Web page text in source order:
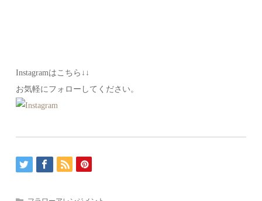
Instagramはこちら↓↓
お気軽にフォローしてください。